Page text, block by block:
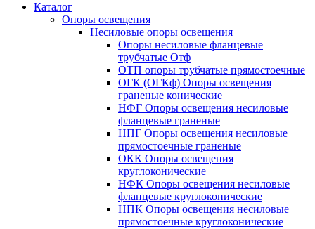
Каталог
Опоры освещения
Несиловые опоры освещения
Опоры несиловые фланцевые
трубчатые Отф
ОТП опоры трубчатые прямостоечные
ОГК (ОГКф) Опоры освещения
граненые конические
НФГ Опоры освещения несиловые
фланцевые граненые
НПГ Опоры освещения несиловые
прямостоечные граненые
ОКК Опоры освещения
круглоконические
НФК Опоры освещения несиловые
фланцевые круглоконические
НПК Опоры освещения несиловые
прямостоечные круглоконические